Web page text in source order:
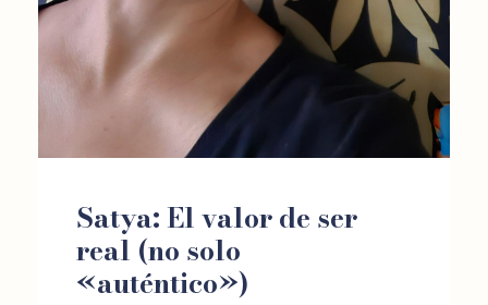
Satya: El valor de ser
real (no solo
«auténtico»)